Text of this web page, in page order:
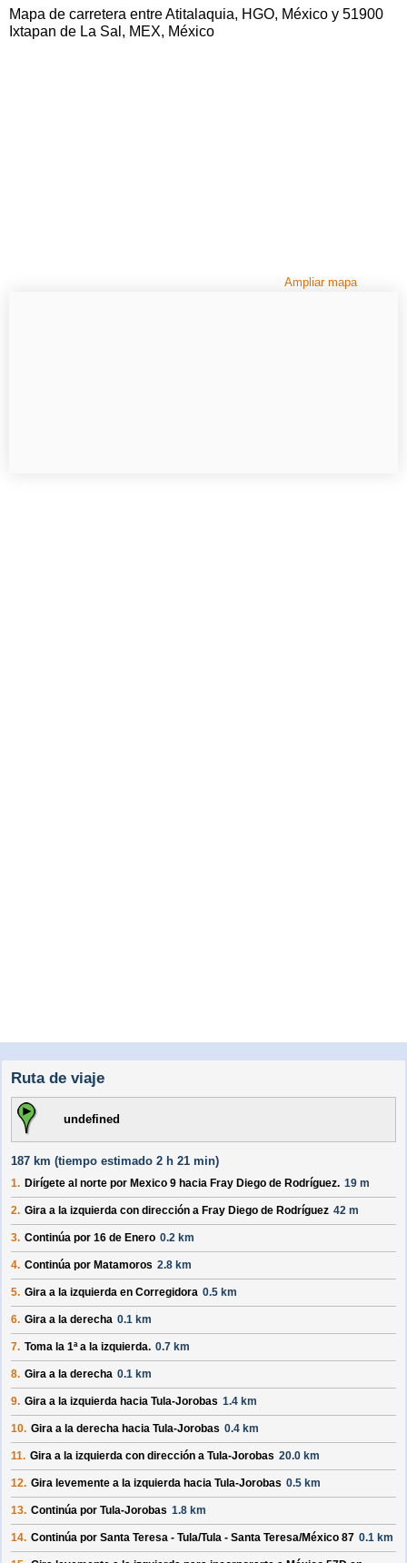
Mapa de carretera entre Atitalaquia, HGO, México y 51900
Ixtapan de La Sal, MEX, México
Ampliar mapa
Ruta de viaje
undefined
187 km (tiempo estimado 2 h 21 min)
1. Dirígete al norte por Mexico 9 hacia Fray Diego de Rodríguez. 19 m
2. Gira a la izquierda con dirección a Fray Diego de Rodríguez 42 m
3. Continúa por 16 de Enero 0.2 km
4. Continúa por Matamoros 2.8 km
5. Gira a la izquierda en Corregidora 0.5 km
6. Gira a la derecha 0.1 km
7. Toma la 1ª a la izquierda. 0.7 km
8. Gira a la derecha 0.1 km
9. Gira a la izquierda hacia Tula-Jorobas 1.4 km
10. Gira a la derecha hacia Tula-Jorobas 0.4 km
11. Gira a la izquierda con dirección a Tula-Jorobas 20.0 km
12. Gira levemente a la izquierda hacia Tula-Jorobas 0.5 km
13. Continúa por Tula-Jorobas 1.8 km
14. Continúa por Santa Teresa - Tula/Tula - Santa Teresa/México 87 0.1 km